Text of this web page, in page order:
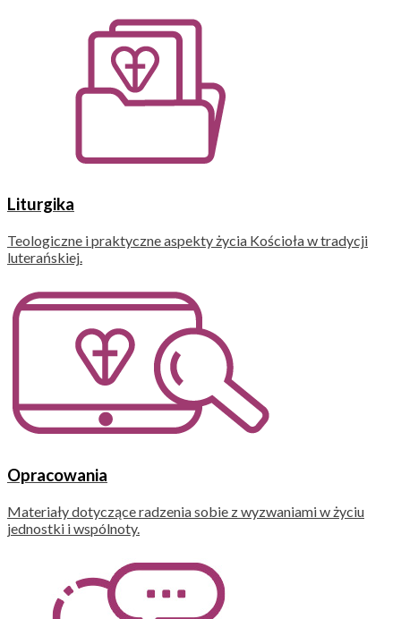
Liturgika
Teologiczne i praktyczne aspekty życia Kościoła w tradycji
luterańskiej.
Opracowania
Materiały dotyczące radzenia sobie z wyzwaniami w życiu
jednostki i wspólnoty.